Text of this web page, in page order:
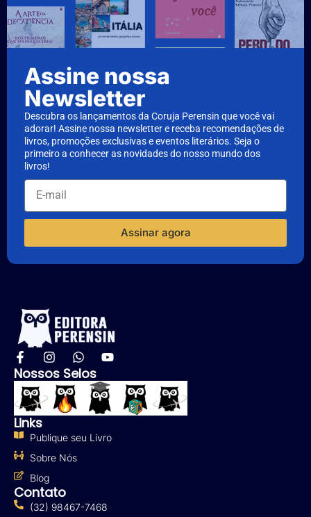
Assine nossa
Newsletter
Descubra os lançamentos da Coruja Perensin que você vai
adorar! Assine nossa newsletter e receba recomendações de
livros, promoções exclusivas e eventos literários. Seja o
primeiro a conhecer as novidades do nosso mundo dos
livros!
Assinar agora
Nossos Selos
Links
Publique seu Livro
Sobre Nós
Blog
Contato
(32) 98467-7468